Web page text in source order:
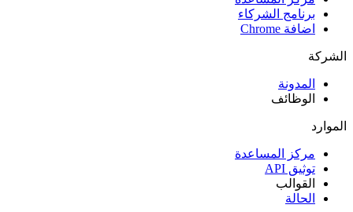
برنامج الشركاء
اضافة Chrome
الشركة
المدونة
الوظائف
الموارد
مركز المساعدة
توثيق API
القوالب
الحالة